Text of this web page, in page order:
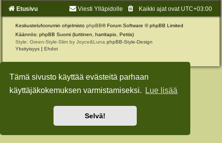
Tämä sivusto käyttää evästeitä parhaan
käyttäjäkokemuksen varmistamiseksi.
Lue lisää
Selvä!
Etusivu Kaikki ajat ovat UTC+03:00
Viesti Ylläpidolle
Keskustelufoorumin ohjelmisto phpBB® Forum Software © phpBB Limited
Käännös: phpBB Suomi (lurttinen, harritapio, Pettis)
Style: Green-Style-Slim by Joyce&Luna phpBB-Style-Design
Yksityisyys | Ehdot